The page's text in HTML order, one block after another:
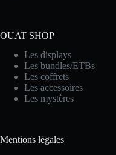
OUAT SHOP
Les displays
Les bundles/ETBs
Les coffrets
Les accessoires
Les mystères
Mentions légales